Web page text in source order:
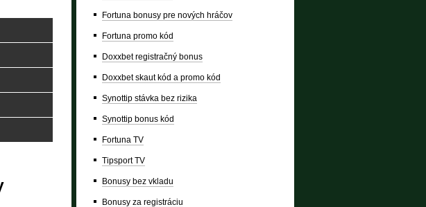
Fortuna bonusy pre nových hráčov
Fortuna promo kód
Doxxbet registračný bonus
Doxxbet skaut kód a promo kód
Synottip stávka bez rizika
Synottip bonus kód
Fortuna TV
Tipsport TV
Bonusy bez vkladu
Bonusy za registráciu